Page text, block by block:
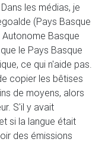
les médias, je
(Pays Basque
Basque
le Pays Basque
ce qui n'aide pas.
copier les bêtises
de moyens, alors
S'il y avait
si la langue était
des émissions